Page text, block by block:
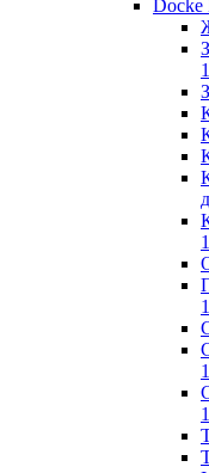
Docke